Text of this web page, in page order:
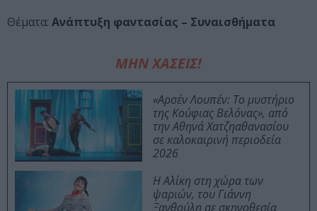
Θέματα: Ανάπτυξη φαντασίας – Συναισθήματα
ΜΗΝ ΧΑΣΕΙΣ!
«Αρσέν Λουπέν: Το μυστήριο
της Κούφιας Βελόνας», από
την Αθηνά Χατζηαθανασίου
σε καλοκαιρινή περιοδεία
2026
Η Αλίκη στη χώρα των
ψαριών, του Γιάννη
Ξανθούλη σε σκηνοθεσία